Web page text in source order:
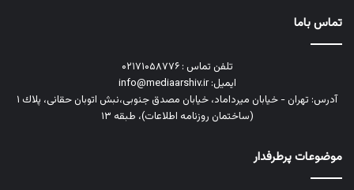
تماس باما
تلفن تماس : ۰۲۱۷۱۰۵۸۷۷۶
ایمیل: info@mediaarshiv.ir
آدرس: تهران - خیابان میرداماد، خیابان مصدق جنوبی،نبش اتوبان حقانی، پلاك ١
(ساختمان روزنامه اطلاعات)، طبقه ۱۳
موضوعات پرطرفدار